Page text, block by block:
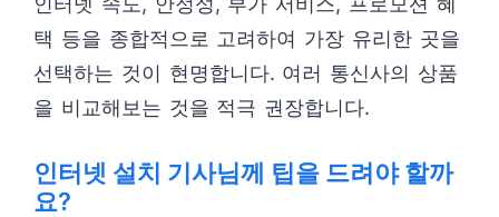
택 등을 종합적으로 고려하여 가장 유리한 곳을
선택하는 것이 현명합니다. 여러 통신사의 상품
을 비교해보는 것을 적극 권장합니다.
인터넷 설치 기사님께 팁을 드려야 할까
요?